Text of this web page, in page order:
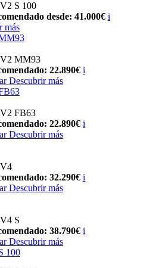
S 100
desde: 41.000€ i
más
V2 MM93
22.890€ i
Descubrir más
FB63
22.890€ i
Descubrir más
32.290€ i
Descubrir más
S
38.790€ i
Descubrir más
100